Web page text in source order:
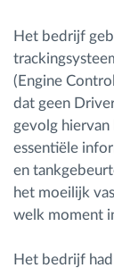
Het bedrijf
(Engine
dat geen
gevolg hiervan
essentiële
en
het moeilijk
welk moment
Het bedrijf